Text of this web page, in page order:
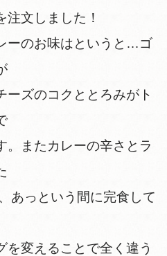
注文しました！
ーのお味はというと…ゴ
ーズのコクととろみがト
。またカレーの辛さとラ
あっという間に完食して
を変えることで全く違う